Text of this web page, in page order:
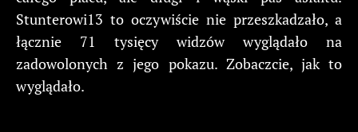
Stunterowi13 to oczywiście nie przeszkadzało, a
łącznie 71 tysięcy widzów wyglądało na
zadowolonych z jego pokazu. Zobaczcie, jak to
wyglądało.